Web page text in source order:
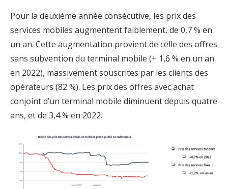
Pour la deuxième année consécutive, les prix des
services mobiles augmentent faiblement, de 0,7 % en
un an. Cette augmentation provient de celle des offres
sans subvention du terminal mobile (+ 1,6 % en un an
en 2022), massivement souscrites par les clients des
opérateurs (82 %). Les prix des offres avec achat
conjoint d’un terminal mobile diminuent depuis quatre
ans, et de 3,4 % en 2022.